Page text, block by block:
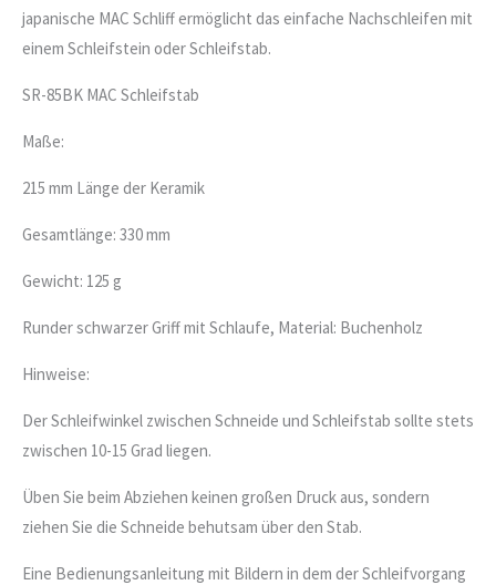
japanische MAC Schliff ermöglicht das einfache Nachschleifen mit
einem Schleifstein oder Schleifstab.
SR-85BK MAC Schleifstab
Maße:
215 mm Länge der Keramik
Gesamtlänge: 330 mm
Gewicht: 125 g
Runder schwarzer Griff mit Schlaufe, Material: Buchenholz
Hinweise:
Der Schleifwinkel zwischen Schneide und Schleifstab sollte stets
zwischen 10-15 Grad liegen.
Üben Sie beim Abziehen keinen großen Druck aus, sondern
ziehen Sie die Schneide behutsam über den Stab.
Eine Bedienungsanleitung mit Bildern in dem der Schleifvorgang